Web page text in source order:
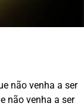
não venha a ser
não venha a ser